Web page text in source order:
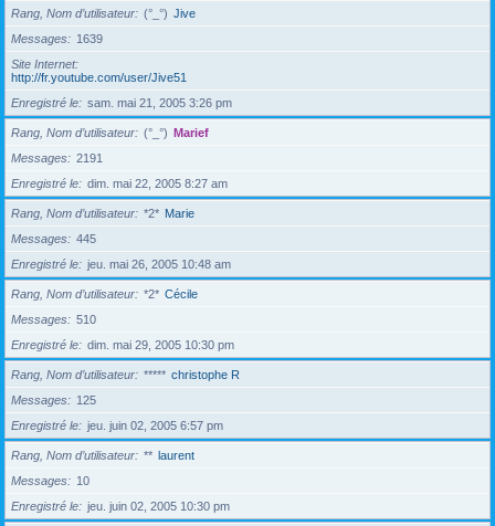
Rang, Nom d’utilisateur (°_°) Jive
Messages
1639
Site Internet
http://fr.youtube.com/user/Jive51
Enregistré le
sam. mai 21, 2005 3:26 pm
Rang, Nom d’utilisateur (°_°) Marief
Messages
2191
Enregistré le
dim. mai 22, 2005 8:27 am
Rang, Nom d’utilisateur *2* Marie
Messages
445
Enregistré le
jeu. mai 26, 2005 10:48 am
Rang, Nom d’utilisateur *2* Cécile
Messages
510
Enregistré le
dim. mai 29, 2005 10:30 pm
Rang, Nom d’utilisateur ***** christophe R
Messages
125
Enregistré le
jeu. juin 02, 2005 6:57 pm
Rang, Nom d’utilisateur ** laurent
Messages
10
Enregistré le
jeu. juin 02, 2005 10:30 pm